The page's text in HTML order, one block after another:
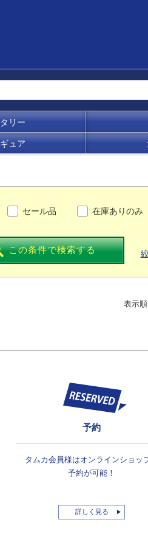
リー
ュア
セール品 在庫ありのみ
この条件で検索する
表示順
予約
タムカ会員様はオンラインショッ
予約が可能！
詳しく見る